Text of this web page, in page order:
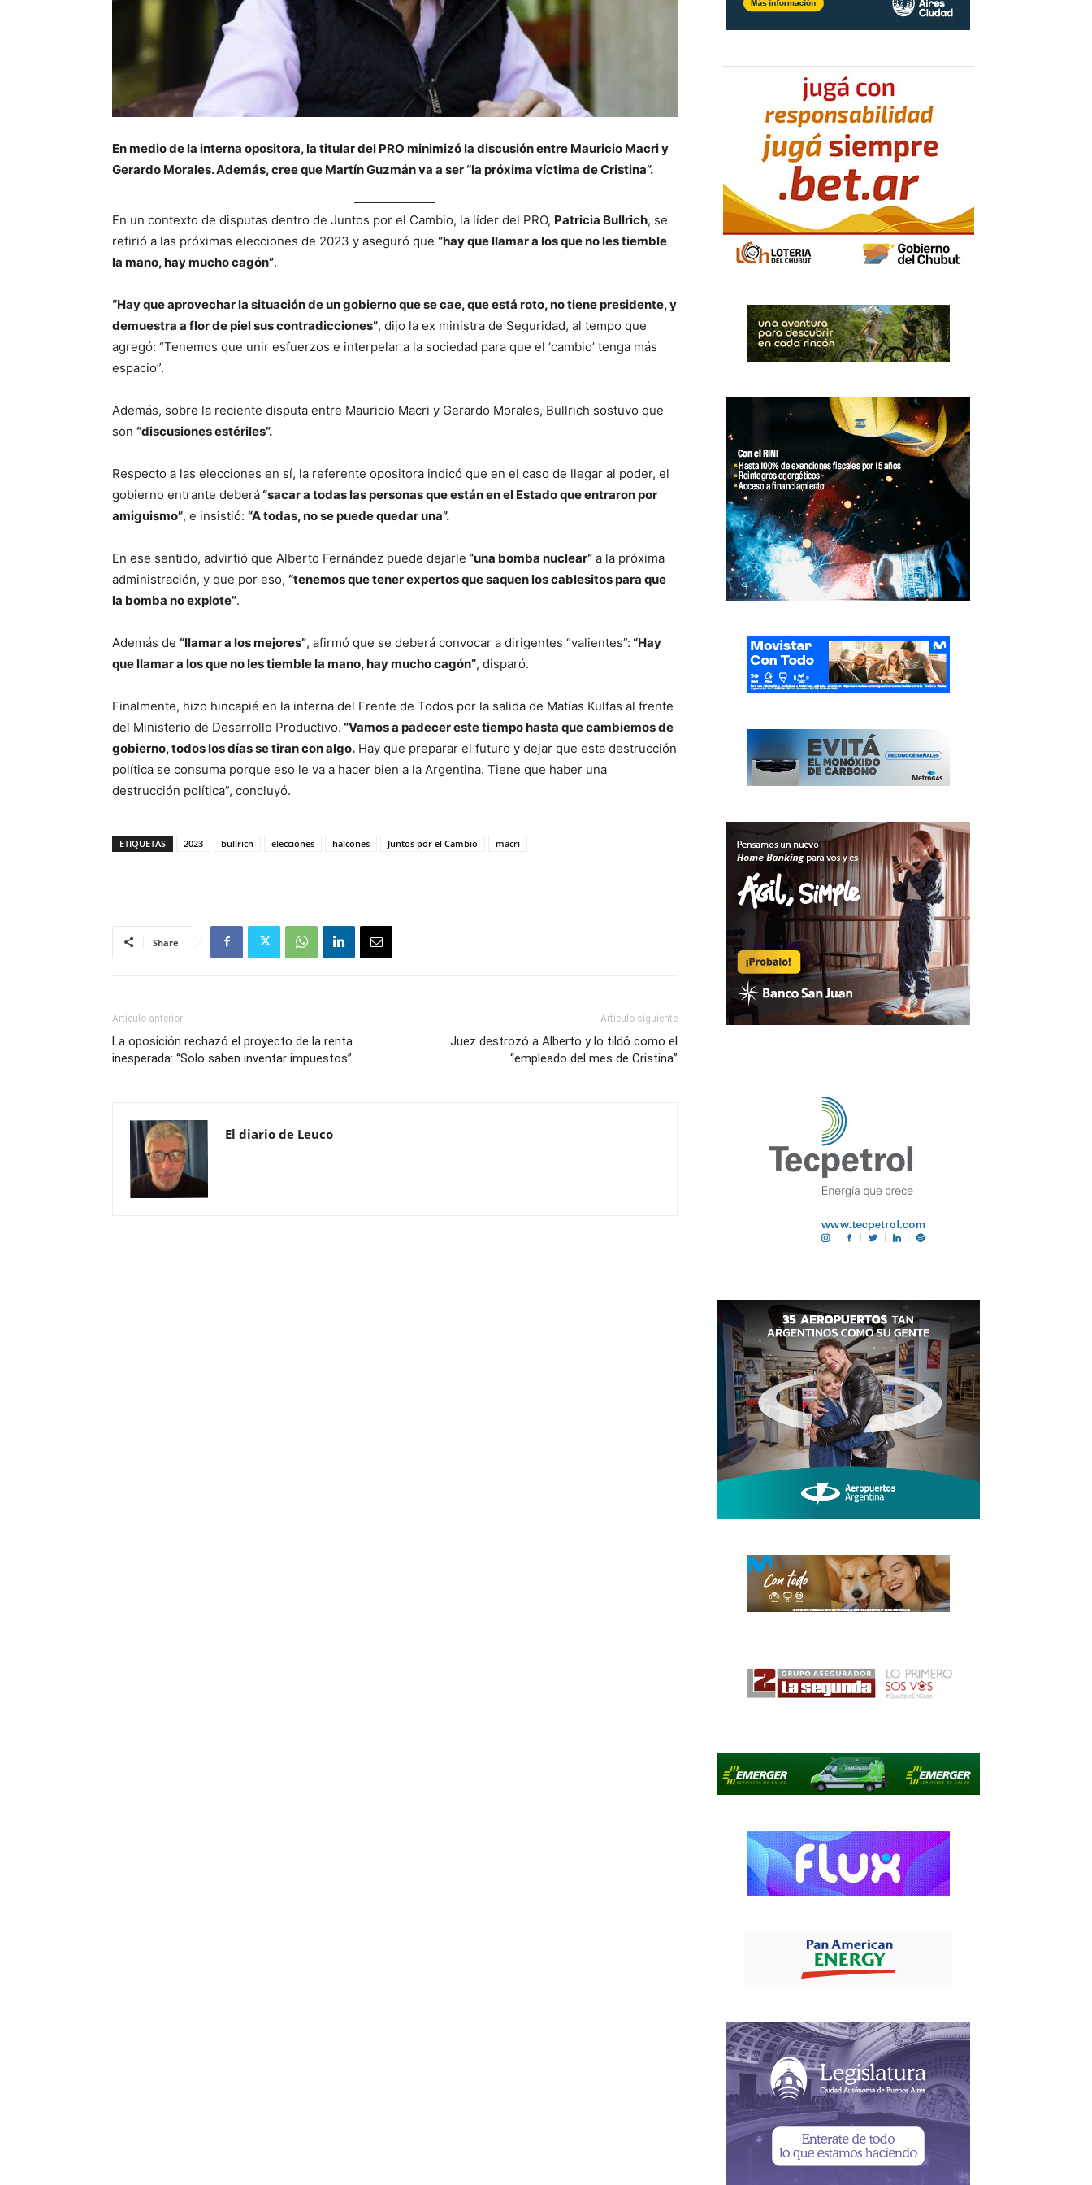
En medio de la interna opositora, la titular del PRO minimizó la discusión entre Mauricio Macri y
Gerardo Morales. Además, cree que Martín Guzmán va a ser “la próxima víctima de Cristina”.
En un contexto de disputas dentro de Juntos por el Cambio, la líder del PRO, Patricia Bullrich, se
refirió a las próximas elecciones de 2023 y aseguró que “hay que llamar a los que no les tiemble
la mano, hay mucho cagón”.
“Hay que aprovechar la situación de un gobierno que se cae, que está roto, no tiene presidente, y
demuestra a flor de piel sus contradicciones”, dijo la ex ministra de Seguridad, al tempo que
agregó: “Tenemos que unir esfuerzos e interpelar a la sociedad para que el ‘cambio’ tenga más
espacio”.
Además, sobre la reciente disputa entre Mauricio Macri y Gerardo Morales, Bullrich sostuvo que
son “discusiones estériles”.
Respecto a las elecciones en sí, la referente opositora indicó que en el caso de llegar al poder, el
gobierno entrante deberá“sacar a todas las personas que están en el Estado que entraron por
amiguismo”, e insistió: “A todas, no se puede quedar una”.
En ese sentido, advirtió que Alberto Fernández puede dejarle “una bomba nuclear” a la próxima
administración, y que por eso, “tenemos que tener expertos que saquen los cablesitos para que
la bomba no explote”.
Además de “llamar a los mejores”, afirmó que se deberá convocar a dirigentes “valientes”: “Hay
que llamar a los que no les tiemble la mano, hay mucho cagón”, disparó.
Finalmente, hizo hincapié en la interna del Frente de Todos por la salida de Matías Kulfas al frente
del Ministerio de Desarrollo Productivo. “Vamos a padecer este tiempo hasta que cambiemos de
gobierno, todos los días se tiran con algo. Hay que preparar el futuro y dejar que esta destrucción
política se consuma porque eso le va a hacer bien a la Argentina. Tiene que haber una
destrucción política”, concluyó.
ETIQUETAS 2023 bullrich elecciones halcones Juntos por el Cambio macri
Share
Artículo anterior
La oposición rechazó el proyecto de la renta
inesperada: “Solo saben inventar impuestos”
Artículo siguiente
Juez destrozó a Alberto y lo tildó como el
“empleado del mes de Cristina”
El diario de Leuco